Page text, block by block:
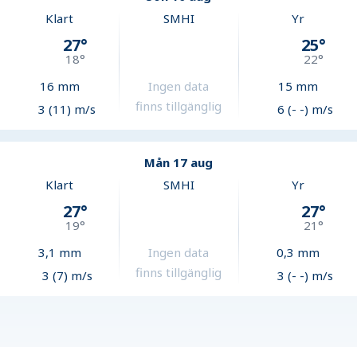
Klart
27°
18°
16 mm
3 (11) m/s
SMHI
Ingen data
finns tillgänglig
Yr
25°
22°
15 mm
6 (- -) m/s
Mån 17 aug
Klart
27°
19°
3,1 mm
3 (7) m/s
SMHI
Ingen data
finns tillgänglig
Yr
27°
21°
0,3 mm
3 (- -) m/s